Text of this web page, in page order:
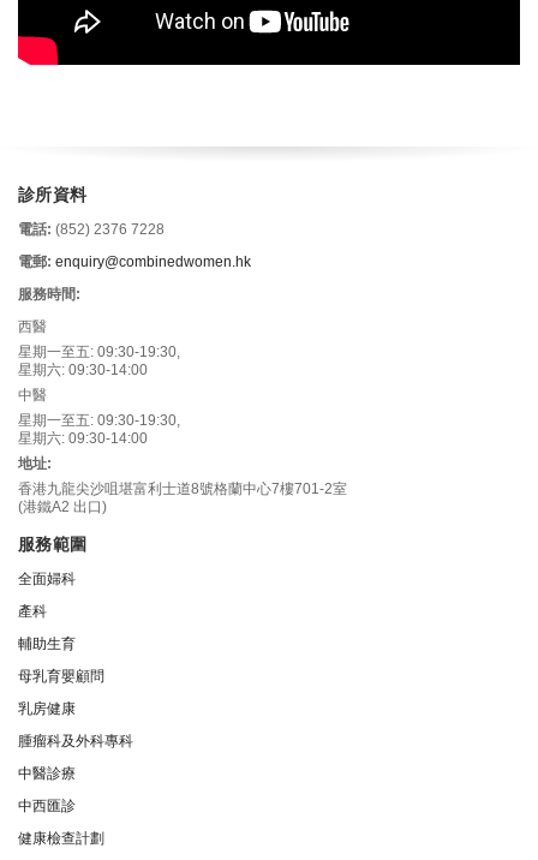
診所資料
電話: (852) 2376 7228
電郵: enquiry@combinedwomen.hk
服務時間:
西醫
星期一至五: 09:30-19:30,
星期六: 09:30-14:00
中醫
星期一至五: 09:30-19:30,
星期六: 09:30-14:00
地址:
香港九龍尖沙咀堪富利士道8號格蘭中心7樓701-2室
(港鐵A2 出口)
服務範圍
全面婦科
產科
輔助生育
母乳育嬰顧問
乳房健康
腫瘤科及外科專科
中醫診療
中西匯診
健康檢查計劃